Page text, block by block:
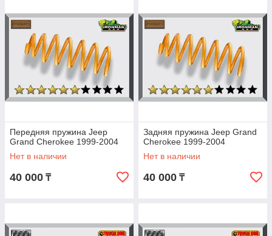
Передняя пружина Jeep
Grand Cherokee 1999-2004
Нет в наличии
40 000 ₸
Задняя пружина Jeep Grand
Cherokee 1999-2004
Нет в наличии
40 000 ₸